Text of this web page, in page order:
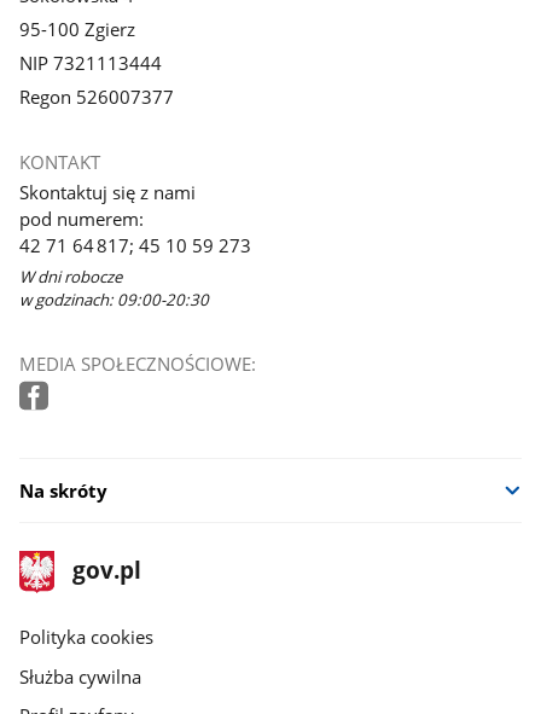
95-100 Zgierz
NIP 7321113444
Regon 526007377
KONTAKT
Skontaktuj się z nami
pod numerem:
42 71 64 817; 45 10 59 273
W dni robocze
w godzinach: 09:00-20:30
MEDIA SPOŁECZNOŚCIOWE:
Na skróty
stopka
gov.pl
Strona
gov.pl
gov.pl
Polityka cookies
Służba cywilna